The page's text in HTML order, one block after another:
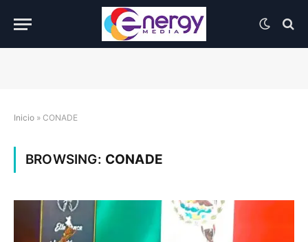
Inicio » CONADE
BROWSING: CONADE